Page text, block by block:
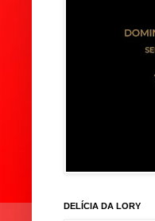
DELÍCIA DA LORY